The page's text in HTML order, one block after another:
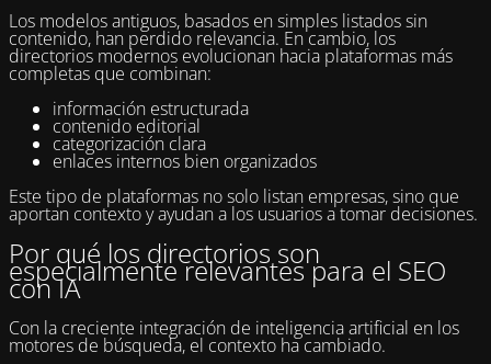
Los modelos antiguos, basados en simples listados sin
contenido, han perdido relevancia. En cambio, los
directorios modernos evolucionan hacia plataformas más
completas que combinan:
información estructurada
contenido editorial
categorización clara
enlaces internos bien organizados
Este tipo de plataformas no solo listan empresas, sino que
aportan contexto y ayudan a los usuarios a tomar decisiones.
Por qué los directorios son
especialmente relevantes para el SEO
con IA
Con la creciente integración de inteligencia artificial en los
motores de búsqueda, el contexto ha cambiado.